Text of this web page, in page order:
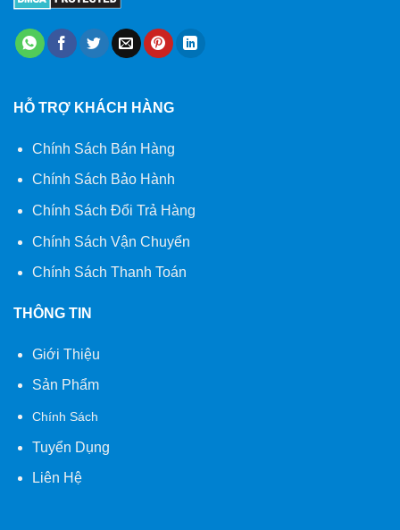
HỖ TRỢ KHÁCH HÀNG
Chính Sách Bán Hàng
Chính Sách Bảo Hành
Chính Sách Đổi Trả Hàng
Chính Sách Vận Chuyển
Chính Sách Thanh Toán
THÔNG TIN
Giới Thiệu
Sản Phẩm
Chính Sách
Tuyển Dụng
Liên Hệ